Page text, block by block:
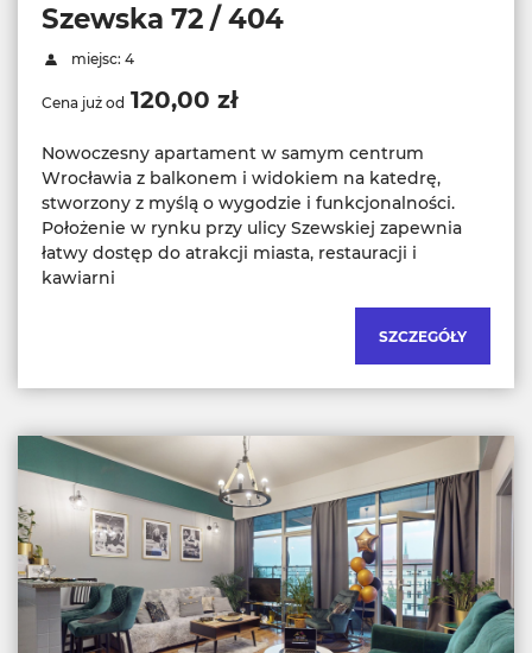
Szewska 72 / 404
miejsc: 4
Cena już od 120,00 zł
Nowoczesny apartament w samym centrum
Wrocławia z balkonem i widokiem na katedrę,
stworzony z myślą o wygodzie i funkcjonalności.
Położenie w rynku przy ulicy Szewskiej zapewnia
łatwy dostęp do atrakcji miasta, restauracji i
kawiarni
SZCZEGÓŁY